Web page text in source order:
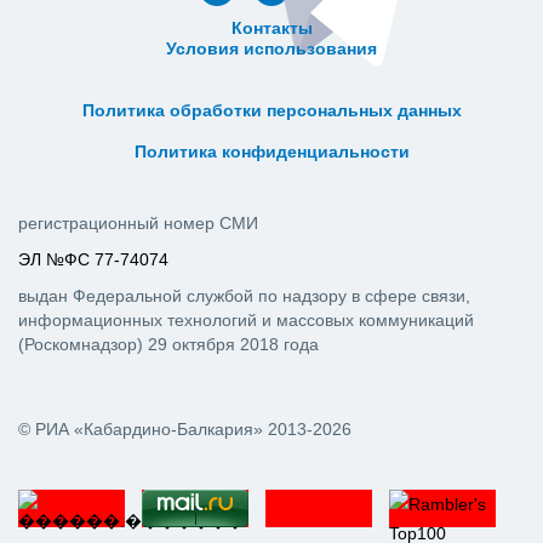
Контакты
Условия использования
Политика обработки персональных данных
Политика конфиденциальности
© РИА «Кабардино-Балкария» 2013-2026
регистрационный номер СМИ
ЭЛ №ФС 77-74074
выдан Федеральной службой по надзору в сфере связи,
информационных технологий и массовых коммуникаций
(Роскомнадзор) 29 октября 2018 года